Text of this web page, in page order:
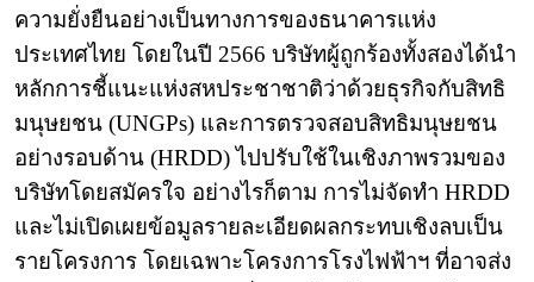
ความยั่งยืนอย่างเป็นทางการของธนาคารแห่ง
ประเทศไทย โดยในปี 2566 บริษัทผู้ถูกร้องทั้งสองได้นำ
หลักการชี้แนะแห่งสหประชาชาติว่าด้วยธุรกิจกับสิทธิ
มนุษยชน (UNGPs) และการตรวจสอบสิทธิมนุษยชน
อย่างรอบด้าน (HRDD)ไปปรับใช้ในเชิงภาพรวมของ
บริษัทโดยสมัครใจ อย่างไรก็ตาม การไม่จัดทำ HRDD
และไม่เปิดเผยข้อมูลรายละเอียดผลกระทบเชิงลบเป็น
รายโครงการ โดยเฉพาะโครงการโรงไฟฟ้าฯ ที่อาจส่ง